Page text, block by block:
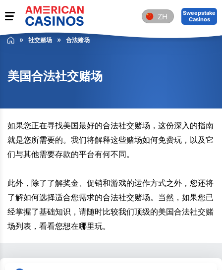
ZH
Sweepstake
Casinos
社交赌场 合法赌场
美国合法社交赌场
如果您正在寻找美国最好的合法社交赌场，这份深入的指南
就是您所需要的。我们将解释这些赌场如何免费玩，以及它
们与其他需要存款的平台有何不同。
此外，除了了解奖金、促销和游戏的运作方式之外，您还将
了解如何选择适合您需求的合法社交赌场。当然，如果您已
经掌握了基础知识，请随时比较我们顶级的美国合法社交赌
场列表，看看您想在哪里玩。